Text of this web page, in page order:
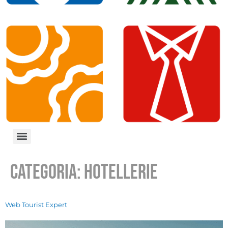
Categoria:Hotellerie
Web Tourist Expert